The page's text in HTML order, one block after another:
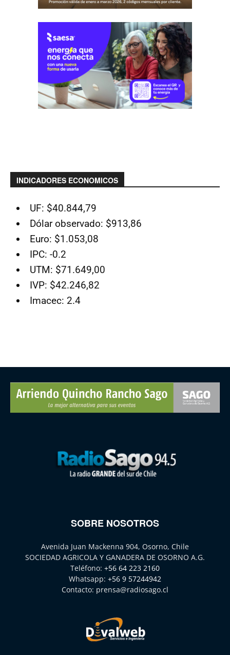
INDICADORES ECONOMICOS
UF: $40.844,79
Dólar observado: $913,86
Euro: $1.053,08
IPC: -0.2
UTM: $71.649,00
IVP: $42.246,82
Imacec: 2.4
SOBRE NOSOTROS
Avenida Juan Mackenna 904, Osorno, Chile
SOCIEDAD AGRICOLA Y GANADERA DE OSORNO A.G.
Teléfono: +56 64 223 2160
Whatsapp: +56 9 57244942
Contacto: prensa@radiosago.cl